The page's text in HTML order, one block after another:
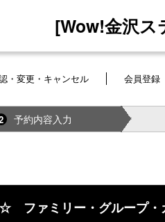
[Wow!金沢ス
・変更・キャンセル 会員登録
予約内容入力
ファミリー・グループ